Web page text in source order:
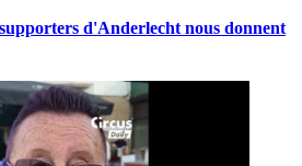
d'Anderlecht nous donnent